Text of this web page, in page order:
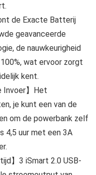
de Exacte Batterij
geavanceerde
de nauwkeurigheid
wat ervoor zorgt
kent.
Invoer】Het
je kunt een van de
om de powerbank zelf
4,5 uur met een 3A
】3 iSmart 2.0 USB-